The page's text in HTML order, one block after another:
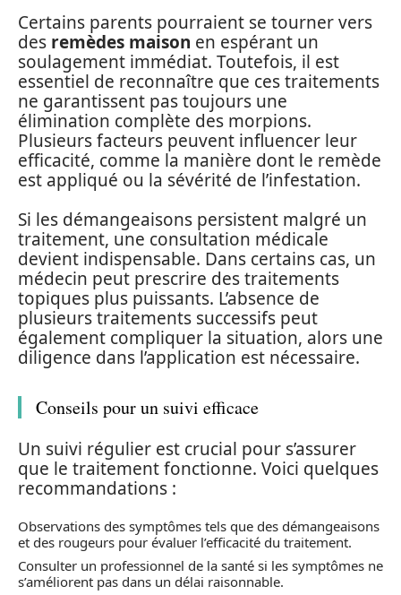
Certains parents pourraient se tourner vers
des remèdes maison en espérant un
soulagement immédiat. Toutefois, il est
essentiel de reconnaître que ces traitements
ne garantissent pas toujours une
élimination complète des morpions.
Plusieurs facteurs peuvent influencer leur
efficacité, comme la manière dont le remède
est appliqué ou la sévérité de l’infestation.
Si les démangeaisons persistent malgré un
traitement, une consultation médicale
devient indispensable. Dans certains cas, un
médecin peut prescrire des traitements
topiques plus puissants. L’absence de
plusieurs traitements successifs peut
également compliquer la situation, alors une
diligence dans l’application est nécessaire.
Conseils pour un suivi efficace
Un suivi régulier est crucial pour s’assurer
que le traitement fonctionne. Voici quelques
recommandations :
Observations des symptômes tels que des démangeaisons
et des rougeurs pour évaluer l’efficacité du traitement.
Consulter un professionnel de la santé si les symptômes ne
s’améliorent pas dans un délai raisonnable.